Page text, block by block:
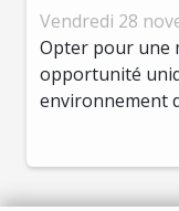
vie ?
Vendredi 28
Opter pour une
opportunité
environnement